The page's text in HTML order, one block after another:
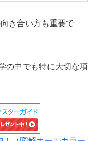
き合い方も重要で
の中でも特に大切な項